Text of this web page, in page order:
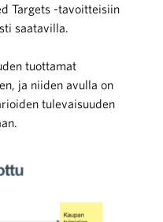
Targets -tavoitteisiin
saatavilla.
tuottamat
ja niiden avulla on
tulevaisuuden